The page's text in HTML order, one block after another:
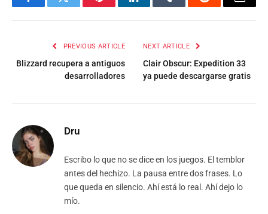
FacebookTwitter PinterestLinkedInTumblr Reddit Email
PREVIOUS ARTICLE
Blizzard recupera a antiguos
desarrolladores
NEXT ARTICLE
Clair Obscur: Expedition 33
ya puede descargarse gratis
Dru
Escribo lo que no se dice en los juegos. El temblor
antes del hechizo. La pausa entre dos frases. Lo
que queda en silencio. Ahí está lo real. Ahí dejo lo
mío.